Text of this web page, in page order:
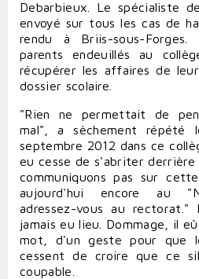
Debarbieux. Le spécialiste
envoyé sur tous les cas de
rendu à Briis-sous-
parents endeuillés au
récupérer les affaires de
dossier scolaire.
"Rien ne permettait de
mal", a sèchement répété
septembre 2012 dans ce
eu cesse de s'abriter derrière
communiquons pas sur
aujourd'hui encore au
adressez-vous au rectorat."
jamais eu lieu. Dommage, il
mot, d'un geste pour que
cessent de croire que ce
coupable.